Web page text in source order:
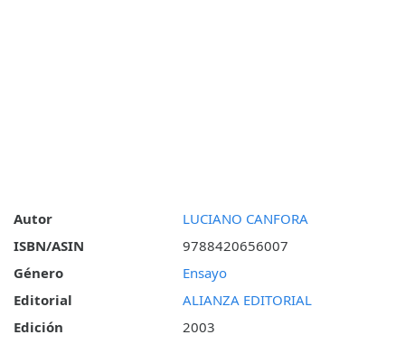
Autor
LUCIANO CANFORA
ISBN/ASIN
9788420656007
Género
Ensayo
Editorial
ALIANZA EDITORIAL
Edición
2003